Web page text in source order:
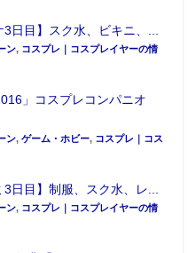
日目】スク水、ビキニ、...
ン, コスプレ｜コスプレイヤーの情
」コスプレコンパニオ
ン, ゲーム・ホビー, コスプレ｜コス
日目】制服、スク水、レ...
ン, コスプレ｜コスプレイヤーの情